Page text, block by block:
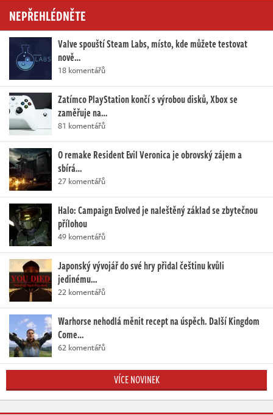
NEPŘEHLÉDNĚTE
Valve spouští Steam Labs, místo, kde můžete testovat
nově…
18 komentářů
Zatímco PlayStation končí s výrobou disků, Xbox se
zaměřuje na…
81 komentářů
O remake Resident Evil Veronica je obrovský zájem a
sbírá…
27 komentářů
Halo: Campaign Evolved je naleštěný základ se zbytečnou
přílohou
49 komentářů
Japonský vývojář do své hry přidal češtinu kvůli
jedinému…
22 komentářů
Warhorse nehodlá měnit recept na úspěch. Další Kingdom
Come…
62 komentářů
VÍCE NOVINEK